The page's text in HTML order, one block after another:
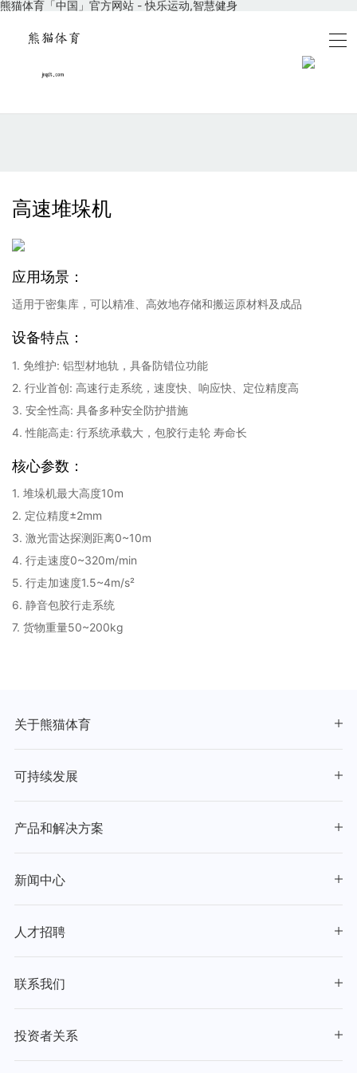
熊猫体育「中国」官方网站 - 快乐运动,智慧健身
高速堆垛机
应用场景：
适用于密集库，可以精准、高效地存储和搬运原材料及成品
设备特点：
1. 免维护: 铝型材地轨，具备防错位功能
2. 行业首创: 高速行走系统，速度快、响应快、定位精度高
3. 安全性高: 具备多种安全防护措施
4. 性能高走: 行系统承载大，包胶行走轮 寿命长
核心参数：
1. 堆垛机最大高度10m
2. 定位精度±2mm
3. 激光雷达探测距离0~10m
4. 行走速度0~320m/min
5. 行走加速度1.5~4m/s²
6. 静音包胶行走系统
7. 货物重量50~200kg
关于熊猫体育
可持续发展
产品和解决方案
新闻中心
人才招聘
联系我们
投资者关系